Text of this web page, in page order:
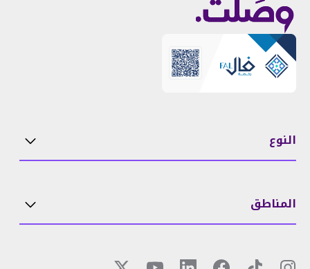
النوع
المناطق